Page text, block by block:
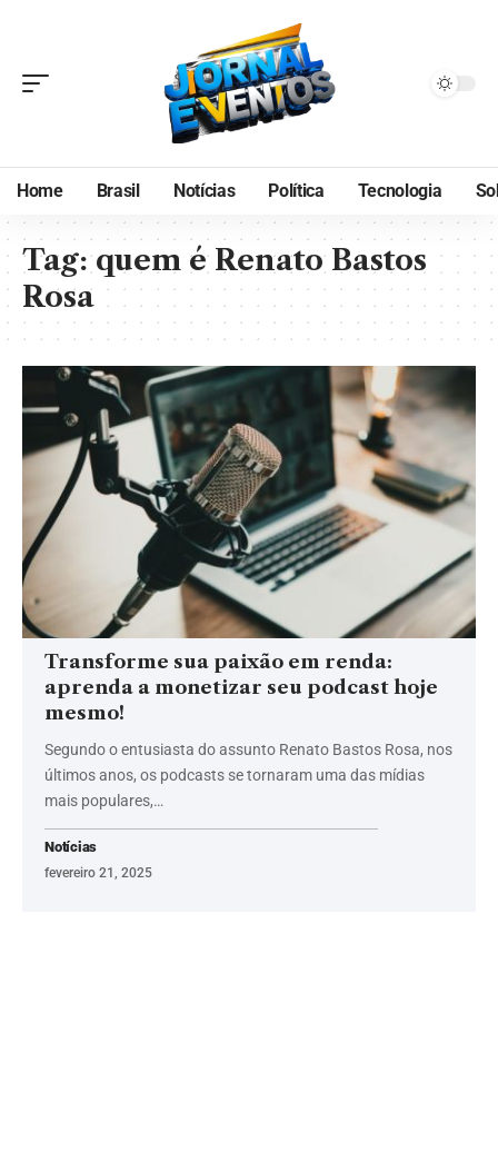
Home Brasil Notícias Política Tecnologia
Tag:quem é Renato Bastos
Rosa
Transforme sua paixão em renda:
aprenda a monetizar seu podcast hoje
mesmo!
Segundo o entusiasta do assunto Renato Bastos Rosa, nos
últimos anos, os podcasts se tornaram uma das mídias
mais populares,…
Notícias
fevereiro 21, 2025